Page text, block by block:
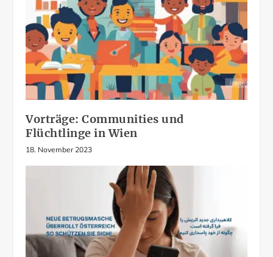
Vorträge: Communities und
Flüchtlinge in Wien
18. November 2023